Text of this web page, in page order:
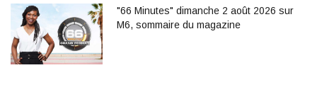
"66 Minutes" dimanche 2 août 2026 sur
M6, sommaire du magazine